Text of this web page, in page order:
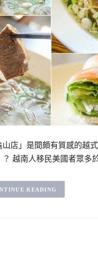
山店」是間頗有質感的越
？ 越南人移民美國者眾多
READING